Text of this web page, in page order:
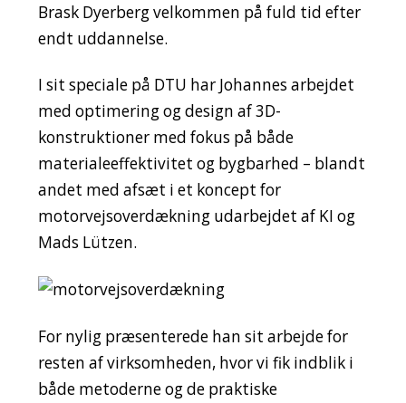
Brask Dyerberg velkommen på fuld tid efter
endt uddannelse.
I sit speciale på DTU har Johannes arbejdet
med optimering og design af 3D-
konstruktioner med fokus på både
materialeeffektivitet og bygbarhed – blandt
andet med afsæt i et koncept for
motorvejsoverdækning udarbejdet af KI og
Mads Lützen.
For nylig præsenterede han sit arbejde for
resten af virksomheden, hvor vi fik indblik i
både metoderne og de praktiske